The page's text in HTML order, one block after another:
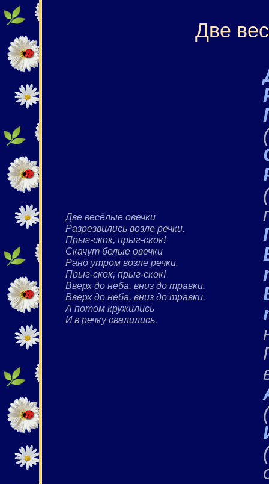
Две
Две весёлые овечки
Разрезвились возле речки.
Прыг-скок, прыг-скок!
Скачут белые овечки
Рано утром возле речки.
Прыг-скок, прыг-скок!
Вверх до неба, вниз до травки.
Вверх до неба, вниз до травки.
А потом кружились
И в речку свалились.